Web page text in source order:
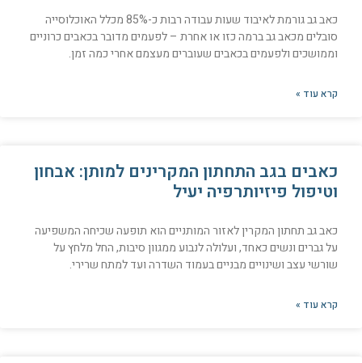
כאב גב גורמת לאיבוד שעות עבודה רבות כ-85% מכלל האוכלוסייה
סובלים מכאב גב ברמה כזו או אחרת – לפעמים מדובר בכאבים כרוניים
וממושכים ולפעמים בכאבים שעוברים מעצמם אחרי כמה זמן.
קרא עוד »
כאבים בגב התחתון המקרינים למותן: אבחון
וטיפול פיזיותרפיה יעיל
כאב גב תחתון המקרין לאזור המותניים הוא תופעה שכיחה המשפיעה
על גברים ונשים כאחד, ועלולה לנבוע ממגוון סיבות, החל מלחץ על
שורשי עצב ושינויים מבניים בעמוד השדרה ועד למתח שרירי.
קרא עוד »